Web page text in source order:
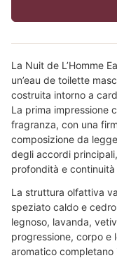
La Nuit de L’Homme
un’eau de toilette
costruita intorno a
La prima impressione
fragranza, con una
composizione da
degli accordi
profondità e continuità
La struttura olfattiva
speziato caldo e
legnoso, lavanda,
progressione, corpo e
aromatico completano